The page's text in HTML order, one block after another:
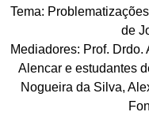
Tema:
de
Mediadores: Prof.
Alencar e estudantes
Nogueira da Silva,